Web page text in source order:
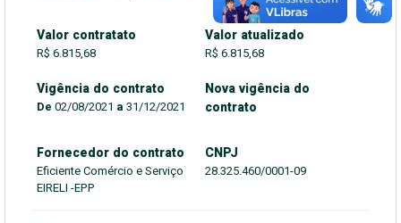
Valor contratato
R$ 6.815,68
Valor atualizado
R$ 6.815,68
Vigência do contrato
De 02/08/2021 a 31/12/2021
Nova vigência do
contrato
Fornecedor do contrato
Eficiente Comércio e Serviço
EIRELI -EPP
CNPJ
28.325.460/0001-09